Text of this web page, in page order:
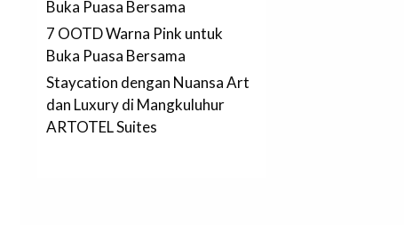
Buka Puasa Bersama
7 OOTD Warna Pink untuk
Buka Puasa Bersama
Staycation dengan Nuansa Art
dan Luxury di Mangkuluhur
ARTOTEL Suites